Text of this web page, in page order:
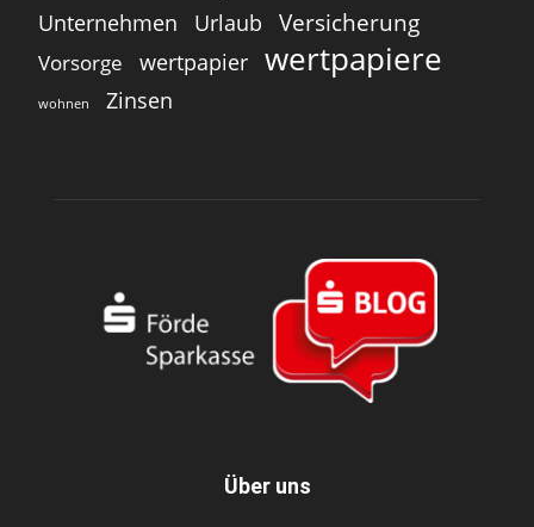
Unternehmen Urlaub Versicherung
Vorsorge wertpapier wertpapiere
wohnen Zinsen
Über uns